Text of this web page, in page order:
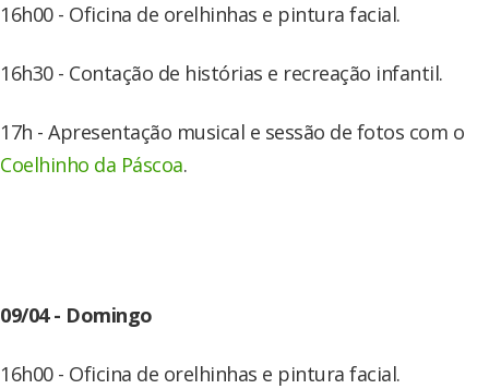
16h00 - Oficina de orelhinhas e pintura facial.
16h30 - Contação de histórias e recreação infantil.
17h - Apresentação musical e sessão de fotos com o
Coelhinho da Páscoa.
09/04 - Domingo
16h00 - Oficina de orelhinhas e pintura facial.